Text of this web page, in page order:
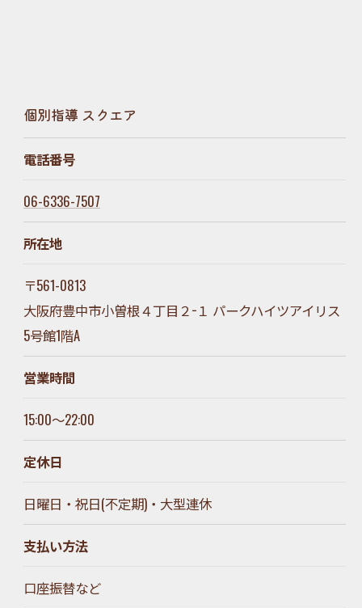
個別指導 スクエア
電話番号
06-6336-7507
所在地
〒561-0813
大阪府豊中市小曽根４丁目２−１ パークハイツアイリス
5号館1階A
営業時間
15:00～22:00
定休日
日曜日・祝日(不定期)・大型連休
支払い方法
口座振替など